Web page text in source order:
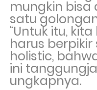
mungkin bisa
satu
“Untuk itu,
harus
holistic,
ini
ungkapnya.